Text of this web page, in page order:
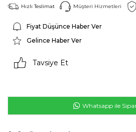
Hızlı Teslimat Müşteri Hizmetleri
Fiyat Düşünce Haber Ver
Gelince Haber Ver
Tavsiye Et
Whatsapp ile